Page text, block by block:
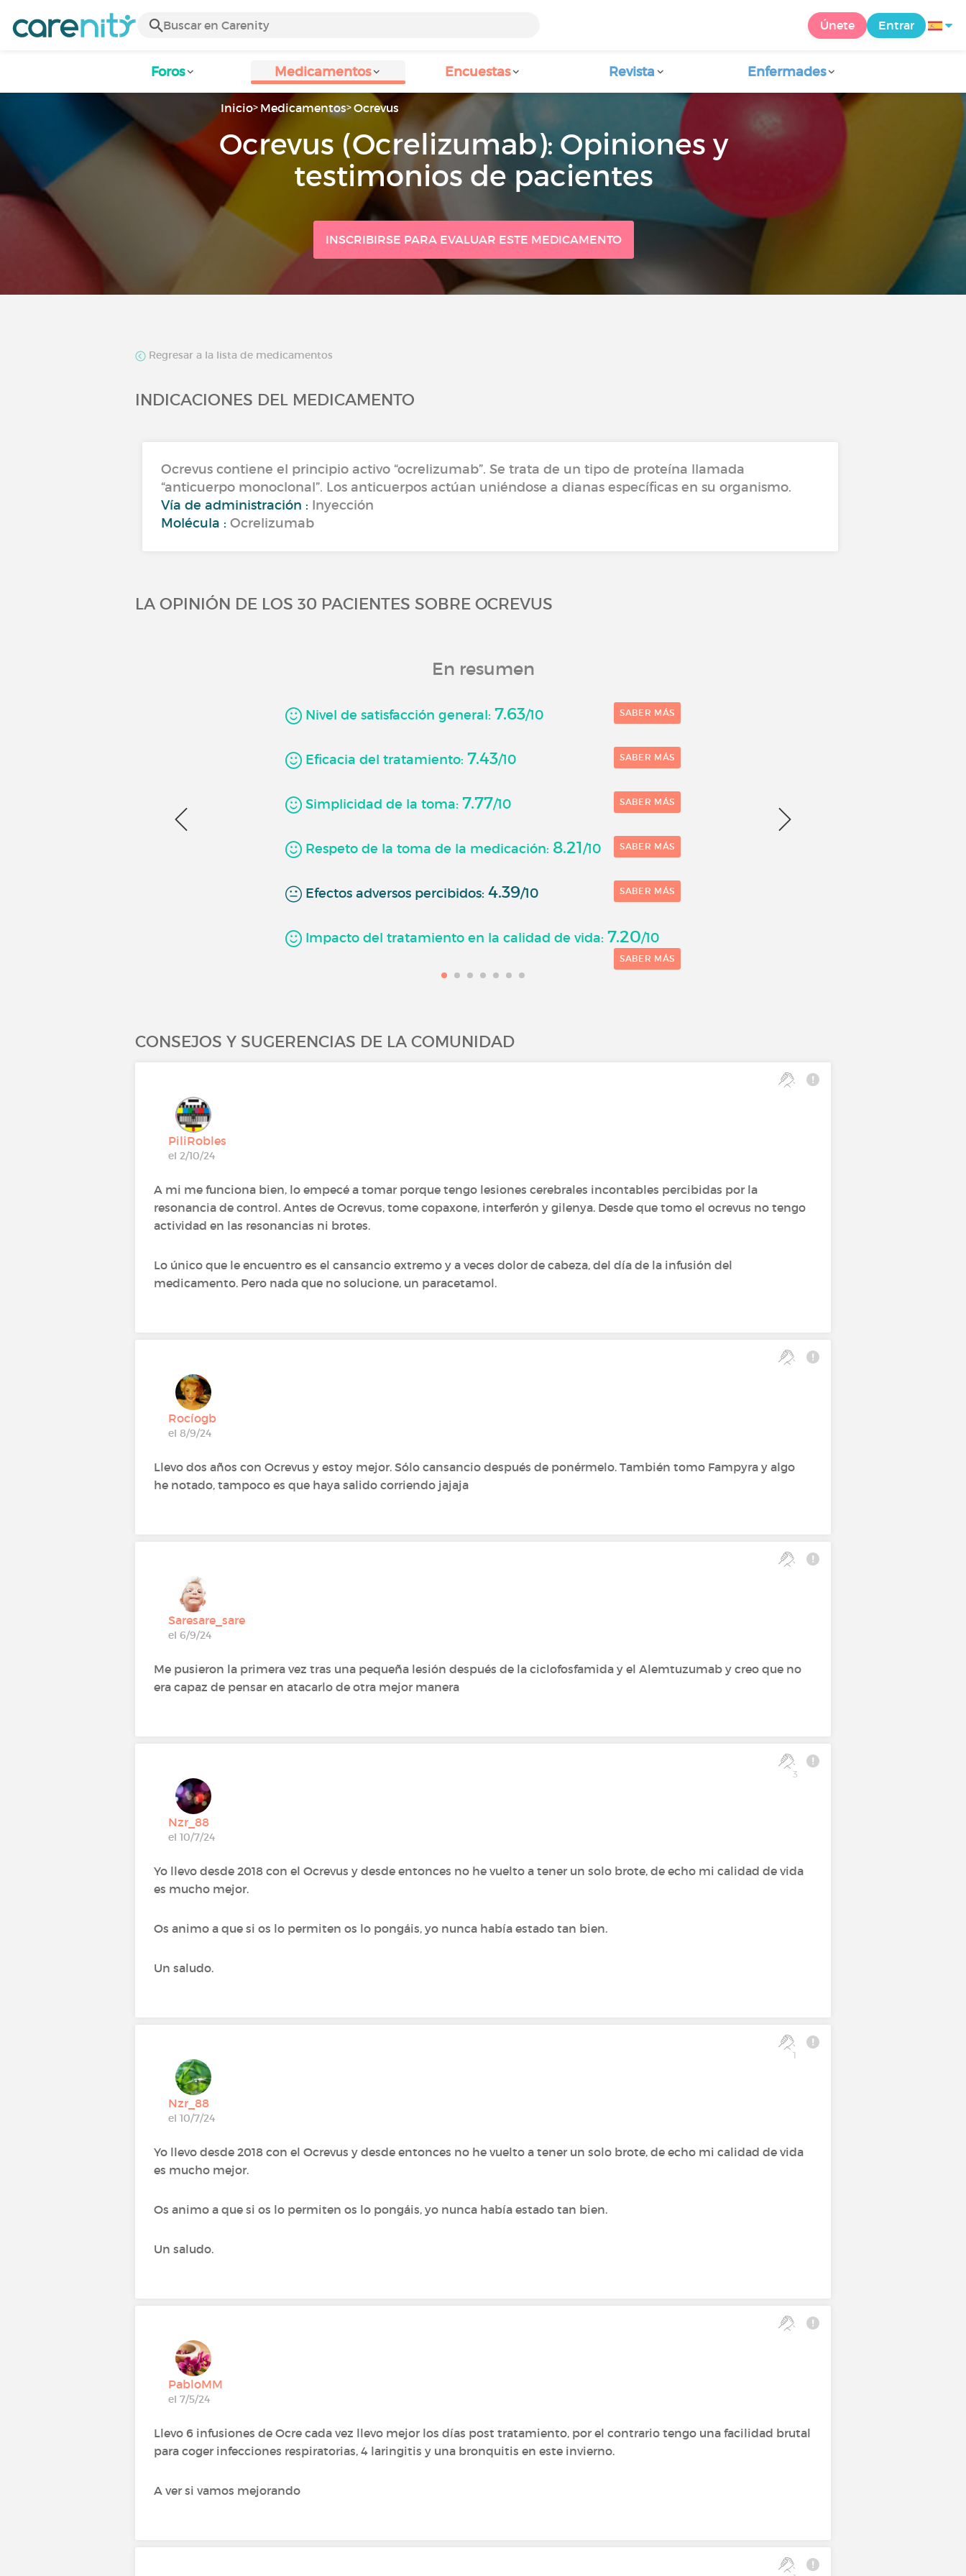
Únete Entrar
Foros Medicamentos Encuestas Revista Enfermades
Inicio Medicamentos Ocrevus
Ocrevus (Ocrelizumab): Opiniones y
testimonios de pacientes
INSCRIBIRSE PARA EVALUAR ESTE MEDICAMENTO
Regresar a la lista de medicamentos
INDICACIONES DEL MEDICAMENTO
Ocrevus contiene el principio activo “ocrelizumab”. Se trata de un tipo de proteína llamada
“anticuerpo monoclonal”. Los anticuerpos actúan uniéndose a dianas específicas en su organismo.
Vía de administración : Inyección
Molécula : Ocrelizumab
LA OPINIÓN DE LOS 30 PACIENTES SOBRE OCREVUS
En resumen
Nivel de satisfacción general:7.63/10 SABER MÁS
Eficacia del tratamiento:7.43/10 SABER MÁS
Simplicidad de la toma:7.77/10 SABER MÁS
Respeto de la toma de la medicación: 8.21/10 SABER MÁS
Efectos adversos percibidos:4.39/10 SABER MÁS
Impacto del tratamiento en la calidad de vida:7.20/10
SABER MÁS
CONSEJOS Y SUGERENCIAS DE LA COMUNIDAD
PiliRobles
el 2/10/24
A mi me funciona bien, lo empecé a tomar porque tengo lesiones cerebrales incontables percibidas por la
resonancia de control. Antes de Ocrevus, tome copaxone, interferón y gilenya. Desde que tomo el ocrevus no tengo
actividad en las resonancias ni brotes.
Lo único que le encuentro es el cansancio extremo y a veces dolor de cabeza, del día de la infusión del
medicamento. Pero nada que no solucione, un paracetamol.
Rocíogb
el 8/9/24
Llevo dos años con Ocrevus y estoy mejor. Sólo cansancio después de ponérmelo. También tomo Fampyra y algo
he notado, tampoco es que haya salido corriendo jajaja
Saresare_sare
el 6/9/24
Me pusieron la primera vez tras una pequeña lesión después de la ciclofosfamida y el Alemtuzumab y creo que no
era capaz de pensar en atacarlo de otra mejor manera
3
Nzr_88
el 10/7/24
Yo llevo desde 2018 con el Ocrevus y desde entonces no he vuelto a tener un solo brote, de echo mi calidad de vida
es mucho mejor.
Os animo a que si os lo permiten os lo pongáis, yo nunca había estado tan bien.
Un saludo.
1
Nzr_88
el 10/7/24
Yo llevo desde 2018 con el Ocrevus y desde entonces no he vuelto a tener un solo brote, de echo mi calidad de vida
es mucho mejor.
Os animo a que si os lo permiten os lo pongáis, yo nunca había estado tan bien.
Un saludo.
PabloMM
el 7/5/24
Llevo 6 infusiones de Ocre cada vez llevo mejor los días post tratamiento, por el contrario tengo una facilidad brutal
para coger infecciones respiratorias, 4 laringitis y una bronquitis en este invierno.
A ver si vamos mejorando